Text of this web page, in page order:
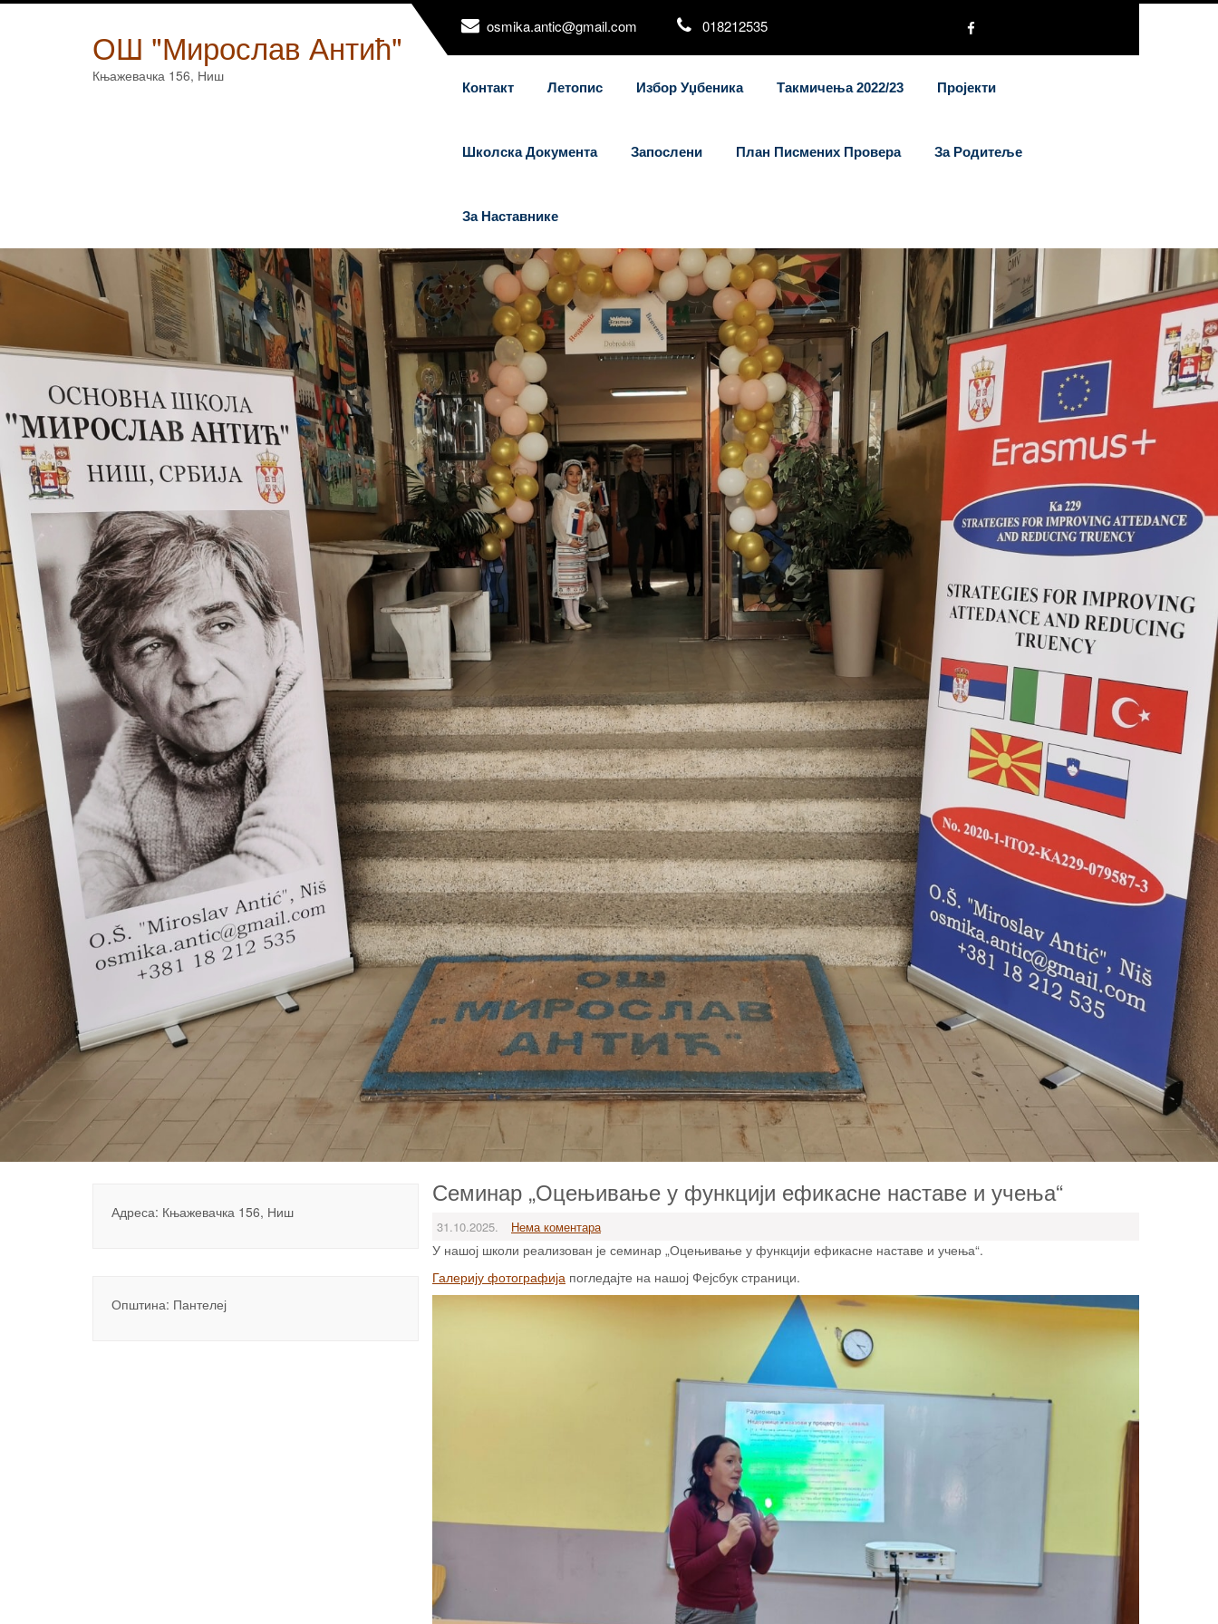
Skip
osmika.antic@gmail.com 018212535
ОШ "Мирослав Антић"
Књажевачка 156, Ниш
Контакт Летопис Избор Уџбеника Такмичења 2022/23 Пројекти
Школска Документа Запослени План Писмених Провера За Родитеље
За Наставнике
Адреса: Књажевачка 156, Ниш
Општина: Пантелеј
Семинар „Оцењивање у функцији ефикасне наставе и учења“
31.10.2025. Нема коментара
У нашој школи реализован је семинар „Оцењивање у функцији ефикасне наставе и учења“.
Галерију фотографија погледајте на нашој Фејсбук страници.